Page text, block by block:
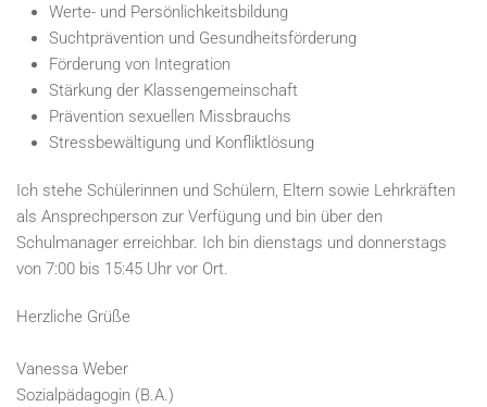
Werte- und Persönlichkeitsbildung
Suchtprävention und Gesundheitsförderung
Förderung von Integration
Stärkung der Klassengemeinschaft
Prävention sexuellen Missbrauchs
Stressbewältigung und Konfliktlösung
Ich stehe Schülerinnen und Schülern, Eltern sowie Lehrkräften
als Ansprechperson zur Verfügung und bin über den
Schulmanager erreichbar. Ich bin dienstags und donnerstags
von 7:00 bis 15:45 Uhr vor Ort.
Herzliche Grüße
Vanessa Weber
Sozialpädagogin (B.A.)